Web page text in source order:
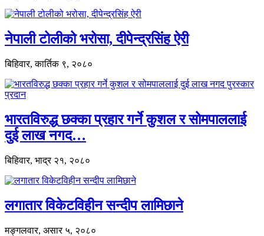
नेपाली टोलीको भरोसा, दीपेन्द्रसिंह ऐरी
बिहिवार, कार्तिक ९, २०८०
भारतविरुद्ध छक्का प्रहार गर्ने कुशल र सोमपाललाई
दुई लाख नगद…
बिहिवार, भाद्र २१, २०८०
लगातार विकेटविहीन सन्दीप लामिछाने
मङ्गलवार, असार ५, २०८०